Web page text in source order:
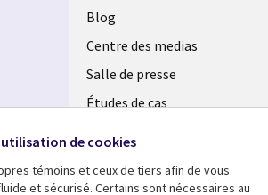
Useful
links
MAROC
Blog
Centre des medias
Salle de presse
Études de cas
de cookies
témoins et ceux de tiers afin de vous
et sécurisé. Certains sont nécessaires au